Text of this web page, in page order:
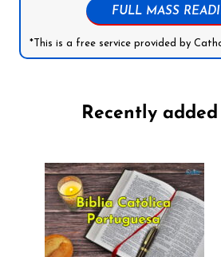
FULL MASS
*This is a free service provided by
Recently